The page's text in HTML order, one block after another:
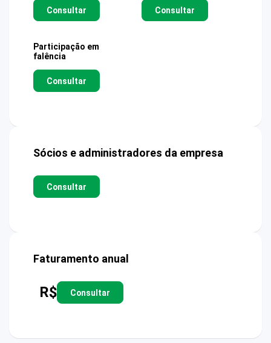
Consultar Consultar
Participação em
falência
Consultar
Sócios e administradores da empresa
Consultar
Faturamento anual
R$ Consultar